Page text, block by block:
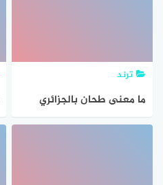
ترند
ما معنى طحان بالجزائري